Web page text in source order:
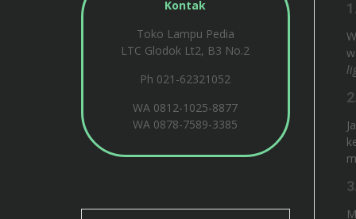
Kontak
Toko Lampu Pedia
LTC Glodok Lt2, B3 No.2
Ph 021-62321052
WA 0812-1025-8877
WA 0878-7589-3385